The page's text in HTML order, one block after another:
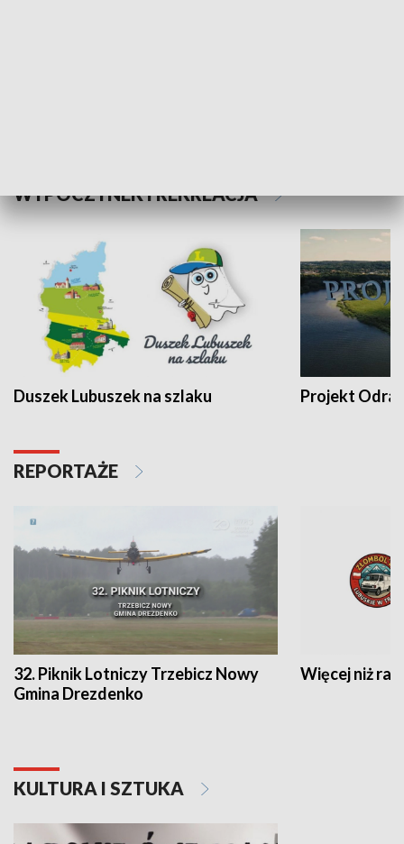
WYPOCZYNEK I REKREACJA
Duszek Lubuszek na szlaku Projekt Odra
REPORTAŻE
32. Piknik Lotniczy Trzebicz Nowy
Gmina Drezdenko
Więcej niż rajd
KULTURA I SZTUKA